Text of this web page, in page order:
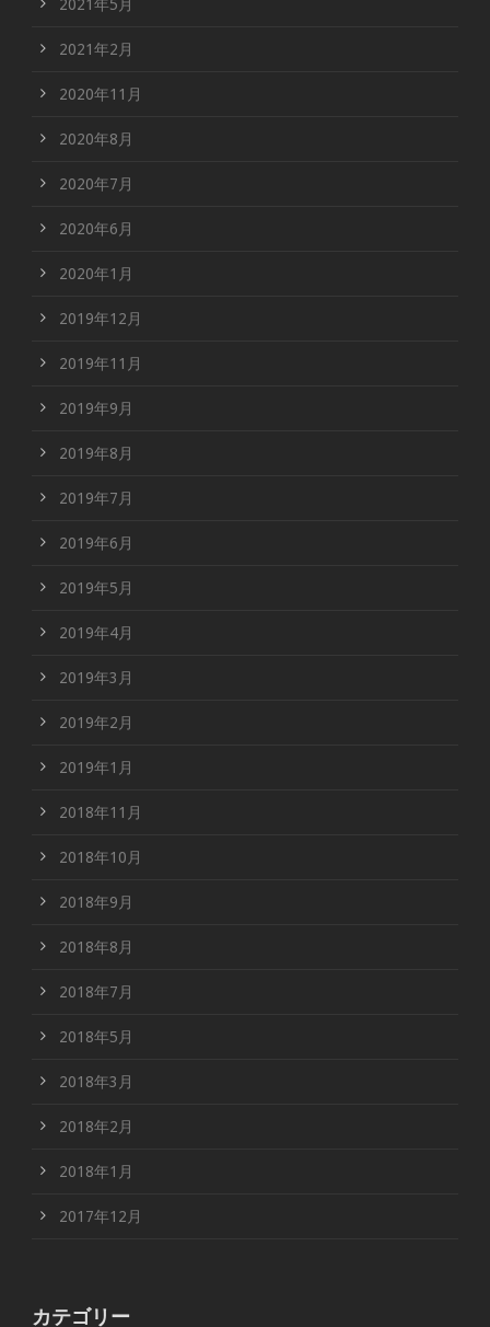
2021年5月
2021年2月
2020年11月
2020年8月
2020年7月
2020年6月
2020年1月
2019年12月
2019年11月
2019年9月
2019年8月
2019年7月
2019年6月
2019年5月
2019年4月
2019年3月
2019年2月
2019年1月
2018年11月
2018年10月
2018年9月
2018年8月
2018年7月
2018年5月
2018年3月
2018年2月
2018年1月
2017年12月
カテゴリー